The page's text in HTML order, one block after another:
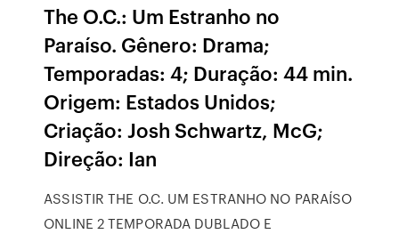
The O.C.: Um Estranho no
Paraíso. Gênero: Drama;
Temporadas: 4; Duração: 44 min.
Origem: Estados Unidos;
Criação: Josh Schwartz, McG;
Direção: Ian
ASSISTIR THE O.C. UM ESTRANHO NO PARAÍSO
ONLINE 2 TEMPORADA DUBLADO E